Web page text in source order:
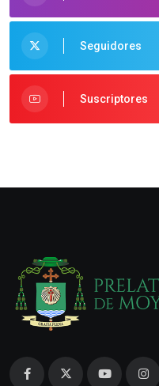
Seguidores
Suscriptores